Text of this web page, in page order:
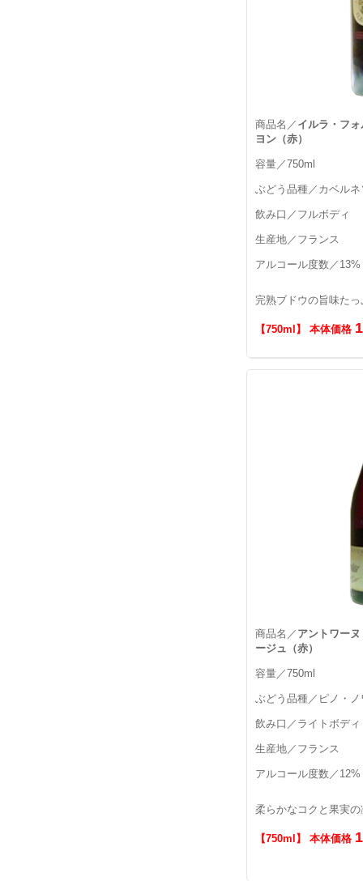
商品名／ イルラ・フ
ヨン（赤）
容量／750ml
ぶどう品種／カベル
飲み口／フルボディ
生産地／フランス
アルコール度数／13%
完熟ブドウの旨味た
【750ml】 本体価格
商品名／ アントワー
ージュ（赤）
容量／750ml
ぶどう品種／ピノ・ノ
飲み口／ライトボディ
生産地／フランス
アルコール度数／12%
柔らかなコクと果実
【750ml】 本体価格